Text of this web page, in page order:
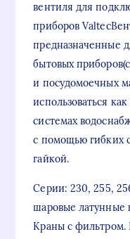
вентиля для
приборов
предназначенные
бытовых
и посудомоечных
использоваться
системах
с помощью гибких
гайкой.
Серии: 230, 255,
шаровые
Краны с фильтром.